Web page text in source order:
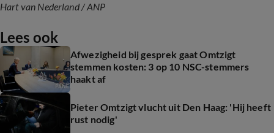
Hart van Nederland/ANP
Lees ook
Afwezigheid bij gesprek gaat Omtzigt
stemmen kosten: 3 op 10 NSC-stemmers
haakt af
Pieter Omtzigt vlucht uit Den Haag: 'Hij heeft
rust nodig'